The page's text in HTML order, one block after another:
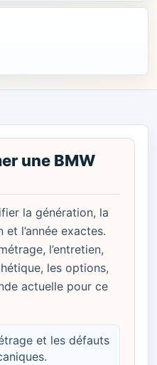
une BMW
la génération, la
l’année exactes.
l’entretien,
les options,
actuelle pour ce
et les défauts